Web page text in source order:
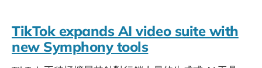
TikTok expands AI video suite with
new Symphony tools